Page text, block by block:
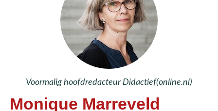
Voormalig hoofdredacteur Didactief(online.nl)
Monique Marreveld